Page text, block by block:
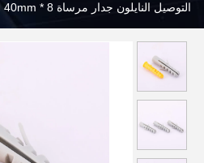
التوصيل النايلون جدار مرساة 8 * 40mm البلاستيك توسيع جدار المقابس